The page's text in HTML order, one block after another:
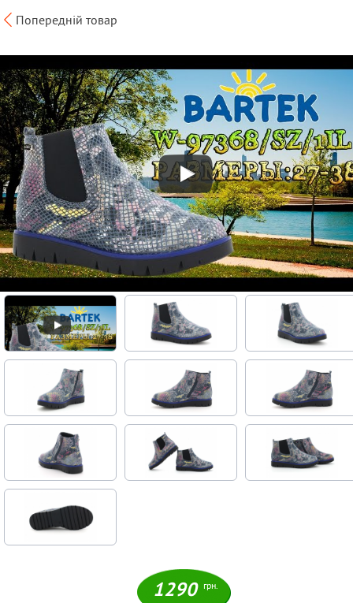
Попередній товар
1290 грн.